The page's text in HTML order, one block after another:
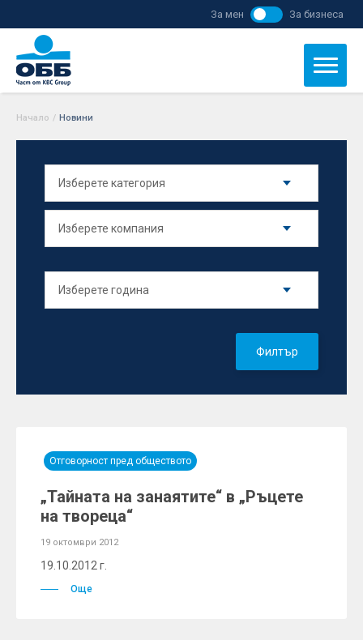
За мен За бизнеса
Начало / Новини
Филтър
Отговорност пред обществото
„Тайната на занаятите“ в „Ръцете
на твореца“
19 октомври 2012
19.10.2012 г.
Още